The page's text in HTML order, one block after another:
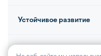
Устойчивое развитие